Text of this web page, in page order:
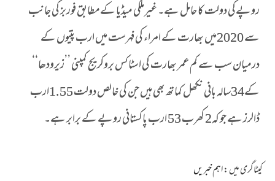
روپےکی دولت کا حامل ہے۔ غیرملکی میڈیا کےمطابق فوربز کی جانب
سے 2020میں بھارت کے امراء کی فہرست میں ارب پتیوں کے
درمیان سب سے کم عمر بھارت کی اسٹاکس بروکریج کمپنی ’’زیرودھا‘‘
کے34سالہ بانی نکھل کماتھ بھی ہیں جن کی خالص دولت 1.55ارب
ڈالرز ہے جو کہ2 کھرب 53 ارب پاکستانی روپے کے برابر ہے۔
کیٹاگری میں :اہم خبریں